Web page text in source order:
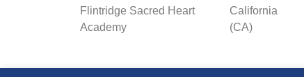
Flintridge Sacred Heart
Academy
California
(CA)